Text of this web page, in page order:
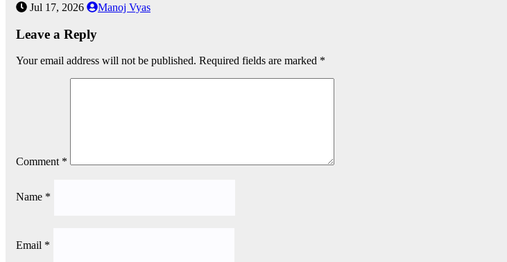
Jul 17, 2026 Manoj Vyas
Leave a Reply
Your email address will not be published. Required fields are marked *
Comment *
Name *
Email *